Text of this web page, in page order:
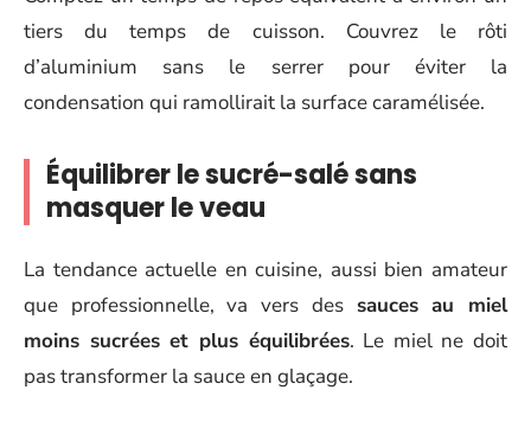
tiers du temps de cuisson. Couvrez le rôti
d’aluminium sans le serrer pour éviter la
condensation qui ramollirait la surface caramélisée.
Équilibrer le sucré-salé sans
masquer le veau
La tendance actuelle en cuisine, aussi bien amateur
que professionnelle, va vers des sauces au miel
moins sucrées et plus équilibrées. Le miel ne doit
pas transformer la sauce en glaçage.